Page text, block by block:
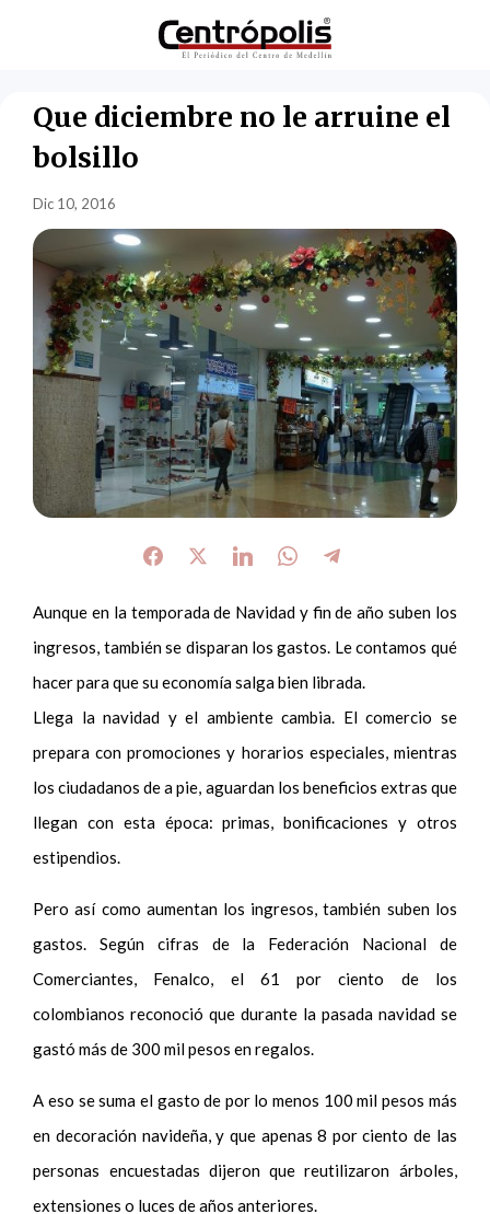
Que diciembre no le arruine el
bolsillo
Dic 10, 2016
Aunque en la temporada de Navidad y fin de año suben los
ingresos, también se disparan los gastos. Le contamos qué
hacer para que su economía salga bien librada.
Llega la navidad y el ambiente cambia. El comercio se
prepara con promociones y horarios especiales, mientras
los ciudadanos de a pie, aguardan los beneficios extras que
llegan con esta época: primas, bonificaciones y otros
estipendios.
Pero así como aumentan los ingresos, también suben los
gastos. Según cifras de la Federación Nacional de
Comerciantes, Fenalco, el 61 por ciento de los
colombianos reconoció que durante la pasada navidad se
gastó más de 300 mil pesos en regalos.
A eso se suma el gasto de por lo menos 100 mil pesos más
en decoración navideña, y que apenas 8 por ciento de las
personas encuestadas dijeron que reutilizaron árboles,
extensiones o luces de años anteriores.